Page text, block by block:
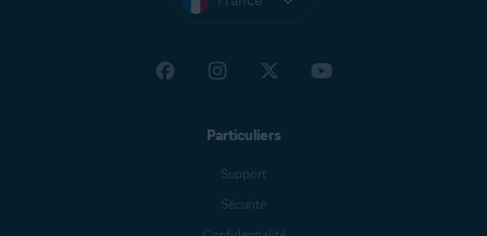
Particuliers
Support
Sécurité